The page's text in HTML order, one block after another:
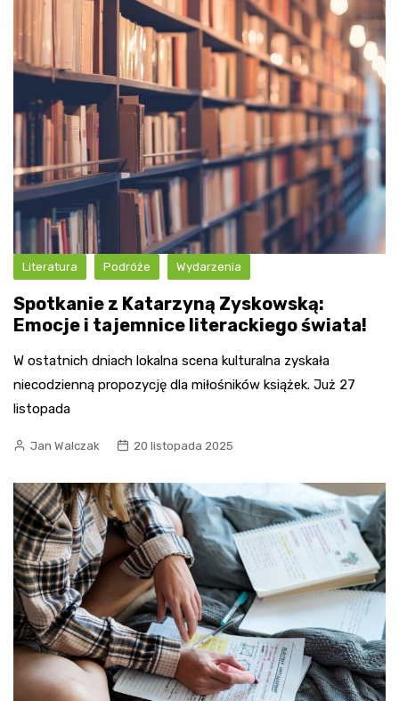
Literatura Podróże Wydarzenia
Spotkanie z Katarzyną Zyskowską:
Emocje i tajemnice literackiego świata!
W ostatnich dniach lokalna scena kulturalna zyskała
niecodzienną propozycję dla miłośników książek. Już 27
listopada
Jan Walczak 20 listopada 2025